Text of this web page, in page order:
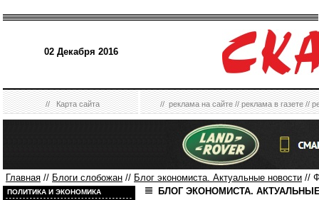
02 Декабря 2016
//Карта сайта //реклама на сайте//реклама в газете//
Главная // Блоги слобожан // Блог экономиста. Актуальные новости //
ПОЛИТИКА И ЭКОНОМИКА
БЛОГ ЭКОНОМИСТА.